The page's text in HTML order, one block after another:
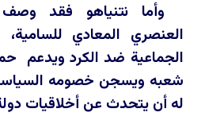
وأما نتنياهو فقد وصف
العنصري المعادي
الجماعية ضد الكرد ويدعم
شعبه ويسجن خصومه
له أن يتحدث عن أخلاقيات